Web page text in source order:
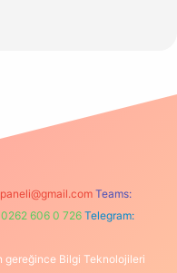
Teams:
606 0 726 Telegram:
gereğince Bilgi Teknolojileri